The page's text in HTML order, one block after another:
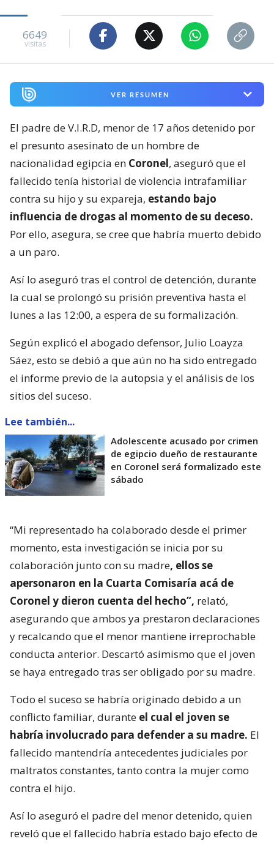
6649
visitas
VER RESUMEN
El padre de V.I.R.D, menor de 17 años detenido por
el presunto asesinato de un hombre de
nacionalidad egipcia en Coronel, aseguró que el
fallecido tenía historial de violencia intrafamiliar
contra su hijo y su expareja, estando bajo
influencia de drogas al momento de su deceso.
Por ello, asegura, se cree que habría muerto debido
a un paro.
Así lo aseguró tras el control de detención, durante
la cual se prolongó su prisión preventiva hasta el
lunes a las 12:00, a espera de su formalización.
Según explicó el abogado defensor, Julio Loayza
Sáez, esto se debió a que aún no ha sido entregado
el informe previo de la autopsia y el análisis de los
sitios del suceso.
Lee también...
Adolescente acusado por crimen
de egipcio dueño de restaurante
en Coronel será formalizado este
sábado
“Mi representado ha colaborado desde el primer
momento, esta investigación se inicia por su
colaboración junto con su madre, ellos se
apersonaron en la Cuarta Comisaría acá de
Coronel y dieron cuenta del hecho”, relató,
asegurando que ambos ya prestaron declaraciones
y recalcando que el menor mantiene irreprochable
conducta anterior. Descartó asimismo que el joven
se haya entregado tras ser obligado por su madre.
Todo el suceso se habría originado debido a un
conflicto familiar, durante el cual el joven se
habría involucrado para defender a su madre. El
fallecido mantendría antecedentes judiciales por
maltratos constantes, tanto contra la mujer como
contra el hijo.
Así lo aseguró el padre del menor detenido, quien
reveló que el fallecido habría estado bajo efecto de